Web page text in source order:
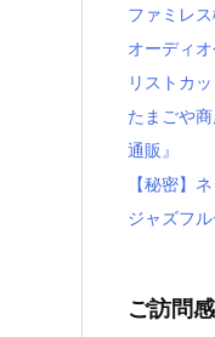
ファミレ
オーディ
リストカ
たまごや
通販』
【秘密】
ジャズフ
ご訪問